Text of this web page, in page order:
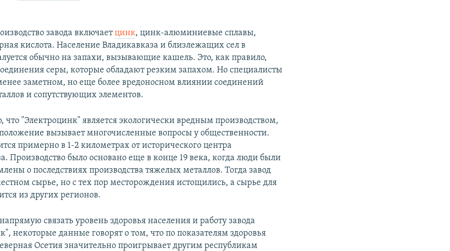
завода включаетцинк, цинк-алюминиевые сплавы,
кислота. Население Владикавказа и близлежащих сел в
обычно на запахи, вызывающие кашель. Это, как правило,
серы, которые обладают резким запахом. Но специалисты
заметном, но еще более вредоносном влиянии соединений
и сопутствующих элементов.
что "Электроцинк" является экологически вредным производством,
вызывает многочисленные вопросы у общественности.
примерно в 1-2 километрах от исторического центра
Производство было основано еще в конце 19 века, когда люди были
о последствиях производства тяжелых металлов. Тогда завод
сырье, но с тех пор месторождения истощились, а сырье для
из других регионов.
связать уровень здоровья населения и работу завода
некоторые данные говорят о том, что по показателям здоровья
Осетия значительно проигрывает другим республикам